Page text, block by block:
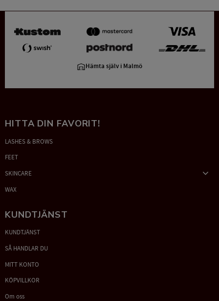
Hämta själv i Malmö
HITTA DIN FAVORIT!
LASHES & BROWS
FEET
SKINCARE
WAX
KUNDTJÄNST
KUNDTJÄNST
SÅ HANDLAR DU
MITT KONTO
KÖPVILLKOR
Om oss